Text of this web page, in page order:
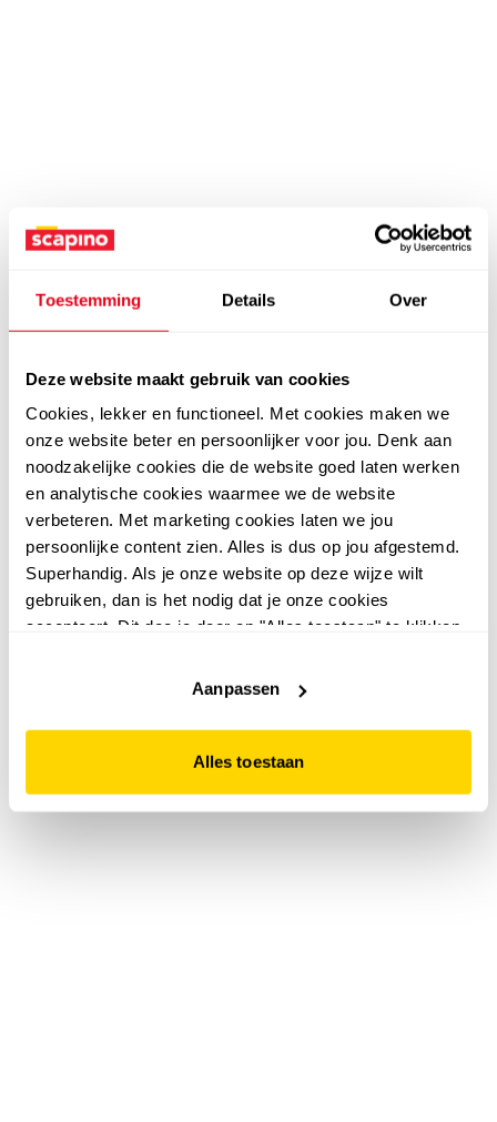
Toestemming Details Over
Deze website maakt gebruik van cookies
Cookies, lekker en functioneel. Met cookies maken we
onze website beter en persoonlijker voor jou. Denk aan
noodzakelijke cookies die de website goed laten werken
en analytische cookies waarmee we de website
verbeteren. Met marketing cookies laten we jou
persoonlijke content zien. Alles is dus op jou afgestemd.
Superhandig. Als je onze website op deze wijze wilt
gebruiken, dan is het nodig dat je onze cookies
accepteert. Dit doe je door op "Alles toestaan" te klikken.
website niet optimaal functioneert.
Aanpassen
Alles toestaan